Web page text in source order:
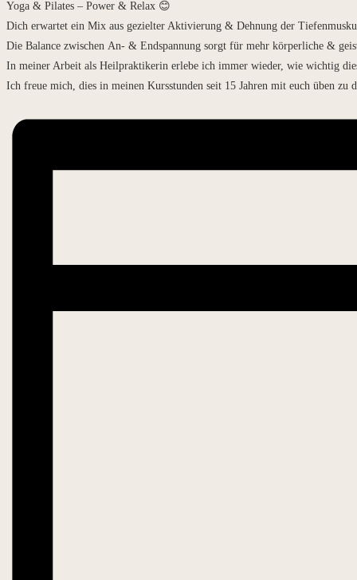
Yoga & Pilates – Power & Relax 😊
Dich erwartet ein Mix aus gezielter Aktivierung & Dehnung der
Die Balance zwischen An- & Endspannung sorgt für mehr körperliche &
In meiner Arbeit als Heilpraktikerin erlebe ich immer wieder, wie wichtig
Ich freue mich, dies in meinen Kursstunden seit 15 Jahren mit euch üben zu